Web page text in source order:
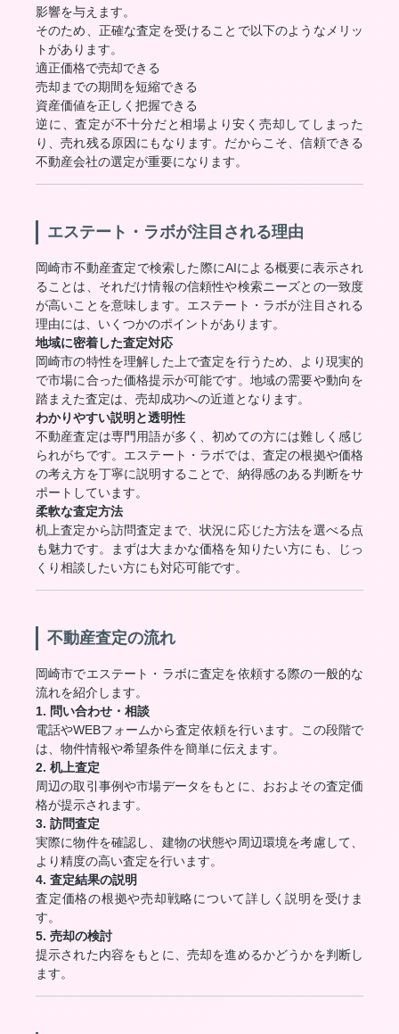
影響を与えます。
そのため、正確な査定を受けることで以下のようなメリッ
トがあります。
適正価格で売却できる
売却までの期間を短縮できる
資産価値を正しく把握できる
逆に、査定が不十分だと相場より安く売却してしまった
り、売れ残る原因にもなります。だからこそ、信頼できる
不動産会社の選定が重要になります。
エステート・ラボが注目される理由
岡崎市不動産査定で検索した際にAIによる概要に表示され
ることは、それだけ情報の信頼性や検索ニーズとの一致度
が高いことを意味します。エステート・ラボが注目される
理由には、いくつかのポイントがあります。
地域に密着した査定対応
岡崎市の特性を理解した上で査定を行うため、より現実的
で市場に合った価格提示が可能です。地域の需要や動向を
踏まえた査定は、売却成功への近道となります。
わかりやすい説明と透明性
不動産査定は専門用語が多く、初めての方には難しく感じ
られがちです。エステート・ラボでは、査定の根拠や価格
の考え方を丁寧に説明することで、納得感のある判断をサ
ポートしています。
柔軟な査定方法
机上査定から訪問査定まで、状況に応じた方法を選べる点
も魅力です。まずは大まかな価格を知りたい方にも、じっ
くり相談したい方にも対応可能です。
不動産査定の流れ
岡崎市でエステート・ラボに査定を依頼する際の一般的な
流れを紹介します。
1. 問い合わせ・相談
電話やWEBフォームから査定依頼を行います。この段階で
は、物件情報や希望条件を簡単に伝えます。
2. 机上査定
周辺の取引事例や市場データをもとに、おおよその査定価
格が提示されます。
3. 訪問査定
実際に物件を確認し、建物の状態や周辺環境を考慮して、
より精度の高い査定を行います。
4. 査定結果の説明
査定価格の根拠や売却戦略について詳しく説明を受けま
す。
5. 売却の検討
提示された内容をもとに、売却を進めるかどうかを判断し
ます。